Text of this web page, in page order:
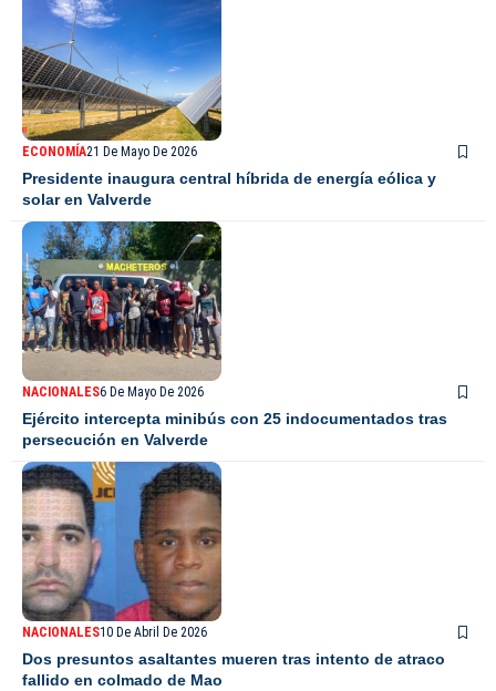
ECONOMÍA21 De Mayo De 2026
Presidente inaugura central híbrida de energía eólica y
solar en Valverde
NACIONALES6 De Mayo De 2026
Ejército intercepta minibús con 25 indocumentados tras
persecución en Valverde
NACIONALES10 De Abril De 2026
Dos presuntos asaltantes mueren tras intento de atraco
fallido en colmado de Mao